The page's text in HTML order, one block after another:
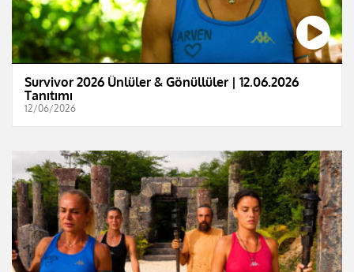
Survivor 2026 Ünlüler & Gönüllüler | 12.06.2026
Tanıtımı
12/06/2026